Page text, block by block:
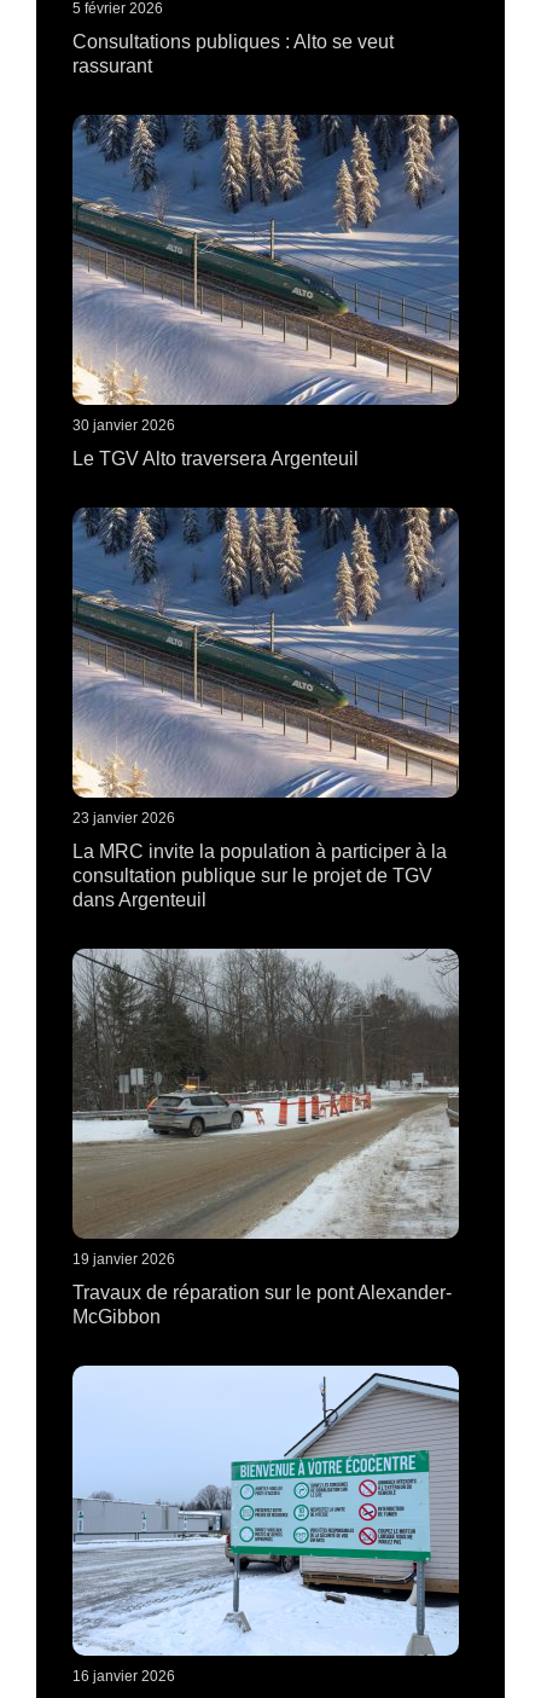
5 février 2026
Consultations publiques : Alto se veut
rassurant
30 janvier 2026
Le TGV Alto traversera Argenteuil
23 janvier 2026
La MRC invite la population à participer à la
consultation publique sur le projet de TGV
dans Argenteuil
19 janvier 2026
Travaux de réparation sur le pont Alexander-
McGibbon
16 janvier 2026